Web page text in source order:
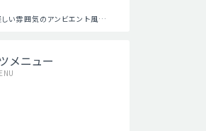
しい雰囲気のアンビエント風…
メニュー